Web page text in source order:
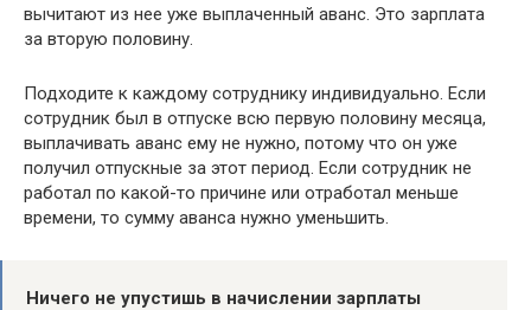
вычитают из нее уже выплаченный аванс. Это зарплата
за вторую половину.
Подходите к каждому сотруднику индивидуально. Если
сотрудник был в отпуске всю первую половину месяца,
выплачивать аванс ему не нужно, потому что он уже
получил отпускные за этот период. Если сотрудник не
работал по какой-то причине или отработал меньше
времени, то сумму аванса нужно уменьшить.
Ничего не упустишь в начислении зарплаты